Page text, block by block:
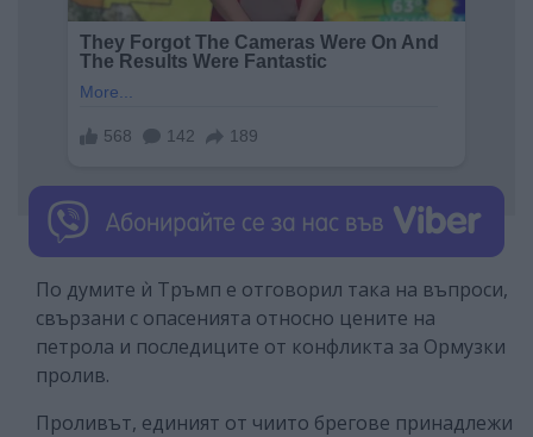
По думите ѝ Тръмп е отговорил така на въпроси,
свързани с опасенията относно цените на
петрола и последиците от конфликта за Ормузки
пролив.
Проливът, единият от чиито брегове принадлежи